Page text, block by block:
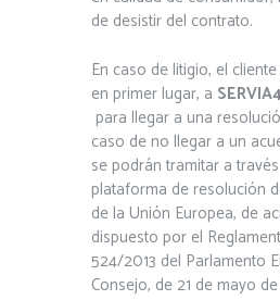
de desistir del contrato.
En caso de litigio, el
en primer lugar, a
para llegar a una
caso de no llegar a un
se podrán tramitar a
plataforma de resolución
de la Unión Europea, de
dispuesto por el
524/2013 del Parlamento
Consejo, de 21 de mayo